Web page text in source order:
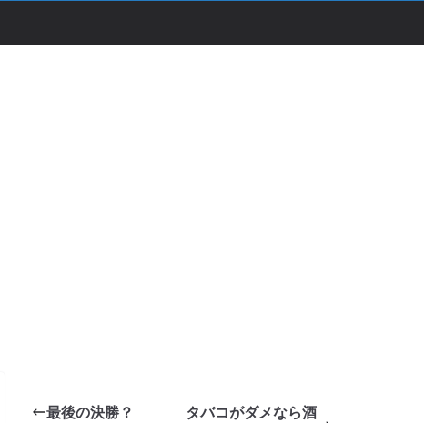
最後の決勝？
タバコがダメなら酒